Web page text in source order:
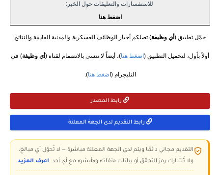
للاستفسارات والتعليقات حول الخبر:
اضغط هنا
حمّل تطبيق ( أي وظيفة) تصلكم أخبار الوظائف العسكرية والمدنية القادمة والنتائج
أولاً بأول، لتحميل التطبيق ( اضغط هنا)، أيضاً لا تنسى بالانضمام لقناة ( أي وظيفة) في
التليجرام (اضغط هنا).
رابط المصدر
رابط التقديم لدى الجهة المعلنة
التقديم مجاني دائمًا ويتم لدى الجهة المعلنة مباشرة — لا تُحوّل أي مبالغ،
ولا تُشارك رمز التحقق أو بيانات «نفاذ» و«أبشر» مع أي أحد. اعرف المزيد